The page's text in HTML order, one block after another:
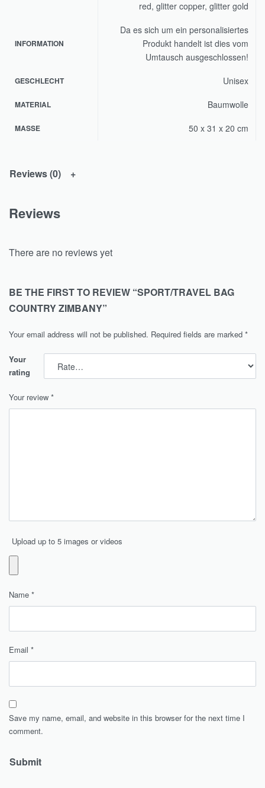
red, glitter copper, glitter gold
INFORMATION
Da es sich um ein personalisiertes
Produkt handelt ist dies vom
Umtausch ausgeschlossen!
GESCHLECHT Unisex
MATERIAL Baumwolle
MASSE 50 x 31 x 20 cm
Reviews (0)
Reviews
There are no reviews yet
BE THE FIRST TO REVIEW “SPORT/TRAVEL BAG
COUNTRY ZIMBANY”
Your email address will not be published. Required fields are marked *
Your
rating
Your review *
Upload up to 5 images or videos
Name *
Email *
Save my name, email, and website in this browser for the next time I
comment.